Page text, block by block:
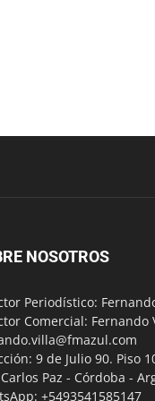
NOSOTROS
Periodístico:
Comercial: Fernando
9 de Julio 90. Piso
Paz - Córdoba -
+5493541585147